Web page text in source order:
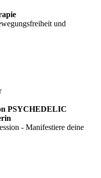
und
PSYCHEDELIC
- Manifestiere deine